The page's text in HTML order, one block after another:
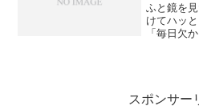
ふと鏡を
けてハッ
「毎日欠
スポンサー